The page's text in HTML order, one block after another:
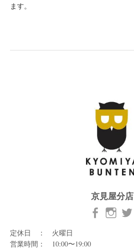
ます。
京見屋分店
定休日 ： 火曜日
営業時間： 10:00〜19:00